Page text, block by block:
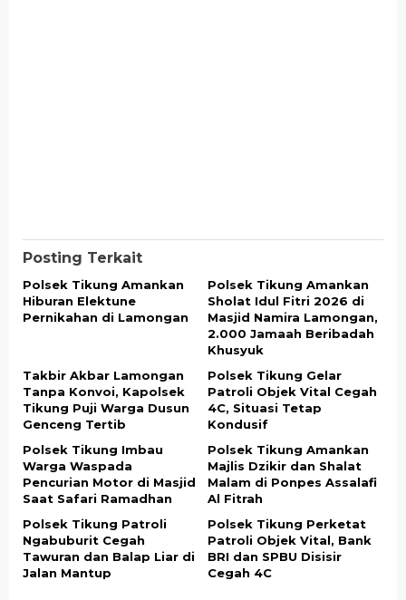
Posting Terkait
Polsek Tikung Amankan
Hiburan Elektune
Pernikahan di Lamongan
Polsek Tikung Amankan
Sholat Idul Fitri 2026 di
Masjid Namira Lamongan,
2.000 Jamaah Beribadah
Khusyuk
Takbir Akbar Lamongan
Tanpa Konvoi, Kapolsek
Tikung Puji Warga Dusun
Genceng Tertib
Polsek Tikung Gelar
Patroli Objek Vital Cegah
4C, Situasi Tetap
Kondusif
Polsek Tikung Imbau
Warga Waspada
Pencurian Motor di Masjid
Saat Safari Ramadhan
Polsek Tikung Amankan
Majlis Dzikir dan Shalat
Malam di Ponpes Assalafi
Al Fitrah
Polsek Tikung Patroli
Ngabuburit Cegah
Tawuran dan Balap Liar di
Jalan Mantup
Polsek Tikung Perketat
Patroli Objek Vital, Bank
BRI dan SPBU Disisir
Cegah 4C